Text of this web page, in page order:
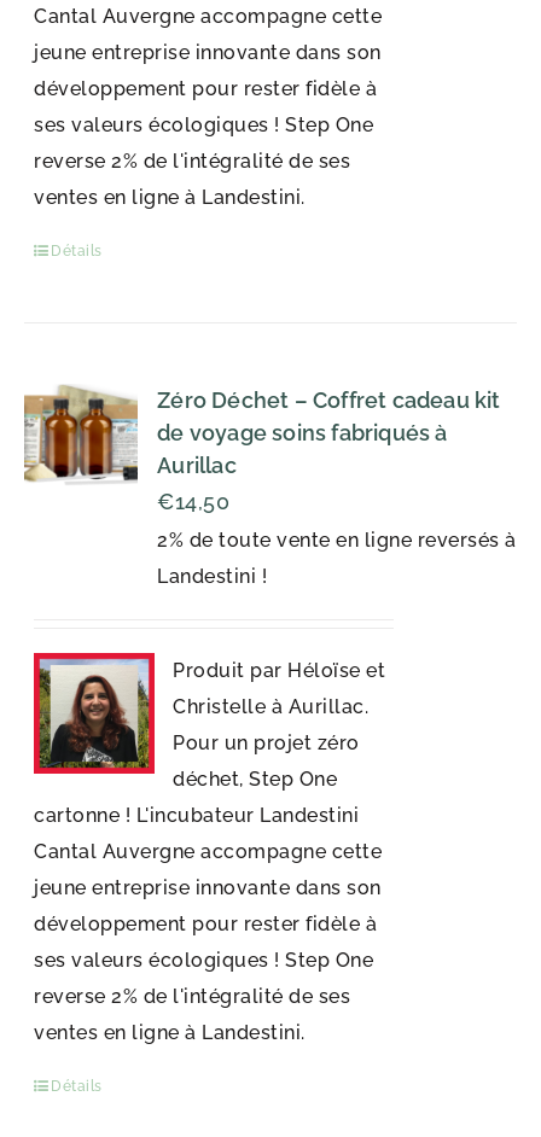
Cantal Auvergne accompagne cette
jeune entreprise innovante dans son
développement pour rester fidèle à
ses valeurs écologiques ! Step One
reverse 2% de l'intégralité de ses
ventes en ligne à Landestini.
Détails
Zéro Déchet – Coffret cadeau kit
de voyage soins fabriqués à
Aurillac
2% de toute vente en ligne reversés à
Landestini !
€14,50
Produit par Héloïse et
Christelle à Aurillac.
Pour un projet zéro
déchet, Step One
cartonne ! L'incubateur Landestini
Cantal Auvergne accompagne cette
jeune entreprise innovante dans son
développement pour rester fidèle à
ses valeurs écologiques ! Step One
reverse 2% de l'intégralité de ses
ventes en ligne à Landestini.
Détails